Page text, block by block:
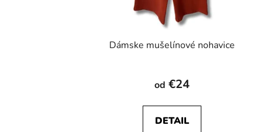
Dámske mušelínové nohavice
od €24
DETAIL